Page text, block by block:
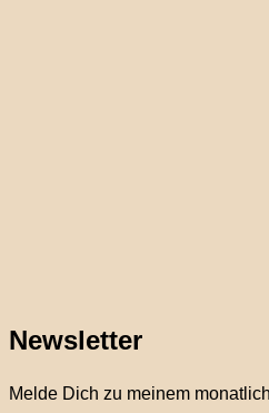
Newsletter
Melde Dich zu meinem